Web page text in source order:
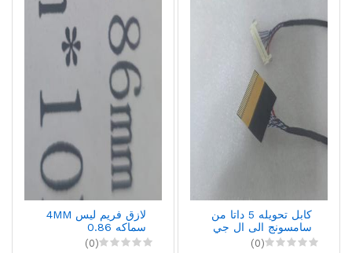
كابل تحويله 5 داتا من
سامسونج الى ال جي
(0)
لازق فريم ليس 4MM
سماكه 0.86
(0)